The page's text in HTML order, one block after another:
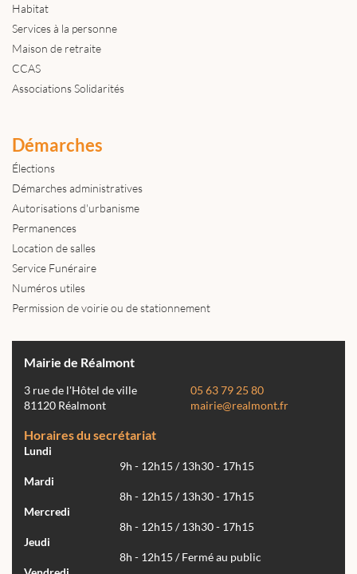
Habitat
Services à la personne
Maison de retraite
CCAS
Associations Solidarités
Démarches
Élections
Démarches administratives
Autorisations d'urbanisme
Permanences
Location de salles
Service Funéraire
Numéros utiles
Permission de voirie ou de stationnement
Mairie de Réalmont
3 rue de l'Hôtel de ville
81120 Réalmont
05 63 79 25 80
mairie@realmont.fr
Horaires du secrétariat
Lundi
9h - 12h15 / 13h30 - 17h15
Mardi
8h - 12h15 / 13h30 - 17h15
Mercredi
8h - 12h15 / 13h30 - 17h15
Jeudi
8h - 12h15 / Fermé au public